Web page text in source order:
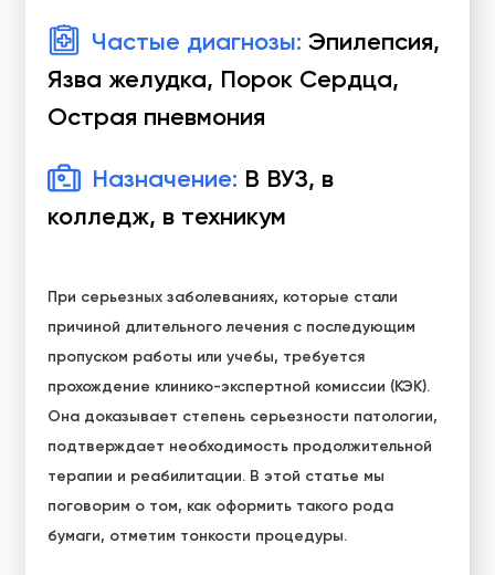
Частые диагнозы: Эпилепсия,
Язва желудка, Порок Сердца,
Острая пневмония
Назначение: В ВУЗ, в
колледж, в техникум
При серьезных заболеваниях, которые стали
причиной длительного лечения с последующим
пропуском работы или учебы, требуется
прохождение клинико-экспертной комиссии (КЭК).
Она доказывает степень серьезности патологии,
подтверждает необходимость продолжительной
терапии и реабилитации. В этой статье мы
поговорим о том, как оформить такого рода
бумаги, отметим тонкости процедуры.